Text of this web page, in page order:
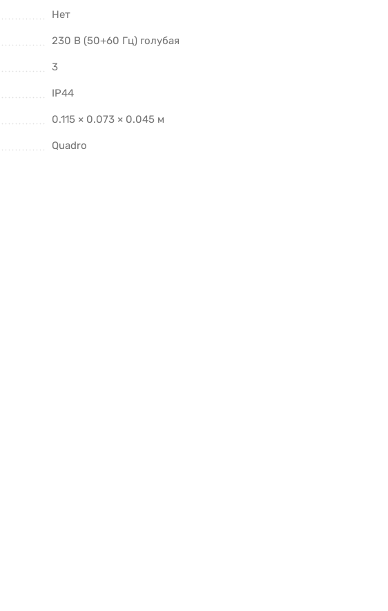
Нет
230 В (50+60 Гц) голубая
3
IP44
0.115 × 0.073 × 0.045 м
Quadro